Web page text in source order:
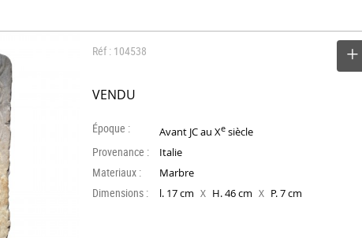
Réf : 104538
VENDU
Époque : Avant JC au Xe siècle
Provenance : Italie
Materiaux : Marbre
Dimensions : l. 17 cm X H. 46 cm X P. 7 cm